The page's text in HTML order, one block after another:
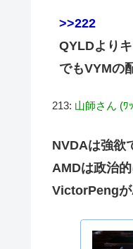
>>222
QYLDより
でもVYMの
213: 山師さん (ﾜ
NVDAは強欲
AMDは政治
VictorPengが